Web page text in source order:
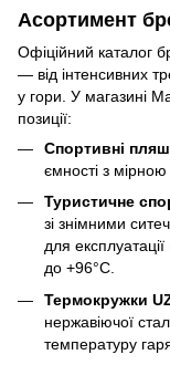
Асортимент
Офіційний каталог
— від інтенсивних
у гори. У магазині
позиції:
Спортивні
ємності з
Туристичне
зі знімними
для
до +96°C.
Термокружки
нержавіючої
температуру